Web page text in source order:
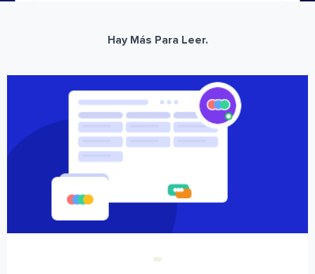
Hay Más Para Leer.